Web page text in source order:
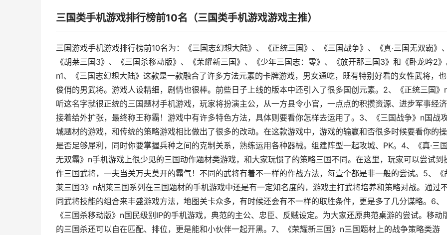
三国类手机游戏排行榜前10名（三国类手机游戏游戏主推）
三国游戏手机游戏排行榜前10名为：《三国志幻想大陆》、《正统三国》、《三国战争》、《真·三国无双霸》、
《胡莱三国3》、《三国杀移动版》、《荣耀新三国》、《少年三国志：零》、《放开那三国3》和《卧龙吟2》
n1、《三国志幻想大陆》这款是一款融合了许多方法元素的卡牌游戏，男女通吃，既有特别好看的女性武将，
俊俏的男武将。游戏人设精细，剧情也很棒。前些日子上线的版本中还引入了很多国创元素。2、《正统三国》
听这名字就很正统的三国题材手机游戏，玩家将扮演主公，从一方县令小官，一点点的积攒资源、进步军事经济
接着给外扩张，最终称王称霸！游戏中有许多特色方法，具体则要看你怎样去运用了。3、《三国战争》n国战
城题材的游戏，和传统的策略游戏相比做出了很多的改动。在这款游戏中，游戏的输赢和否很多时候要看你的
是否足够犀利，同时你要掌握兵种之间的克制关系，熟练运用各种器械。组建阵型一起攻城、PK。4、《真·三国
无双霸》n手机游戏上很少见的三国动作题材类游戏，和大家玩惯了的策略三国不同。在这里，玩家可以尝试到
作三国武将，一夫当关万夫莫开的霸气！不同的武将有着不一样的作战方法，每壹个都是非一般的尝试。5、《
莱三国3》n胡莱三国系列在三国题材的手机游戏中还是有一定知名度的，游戏主打武将培养和策略对战。通过
同武将技能的组合来丰盛游戏方法，地图关卡众多，有时候还会有不一样的取胜条件，更是多了几分谋略。6、
《三国杀移动版》n国民级别IP的手机游戏，典范的主公、忠臣、反贼设定。为大家还原典范桌游的尝试。移动
的三国杀还可以自在匹配、排位，更是能和小伙伴一起开黑。7、《荣耀新三国》n三国题材上的战争策略类游